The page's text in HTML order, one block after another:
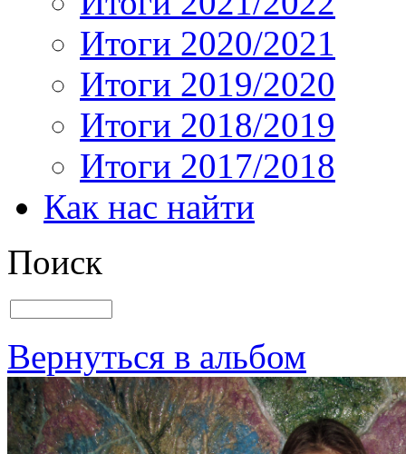
Итоги 2020/2021
Итоги 2019/2020
Итоги 2018/2019
Итоги 2017/2018
Как нас найти
Поиск
Вернуться в альбом